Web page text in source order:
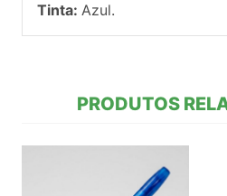
Tinta: Azul.
PRODUTOS